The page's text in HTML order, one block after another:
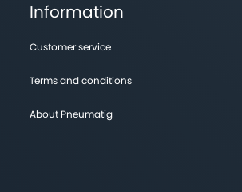
Information
Customer service
Terms and conditions
About Pneumatig